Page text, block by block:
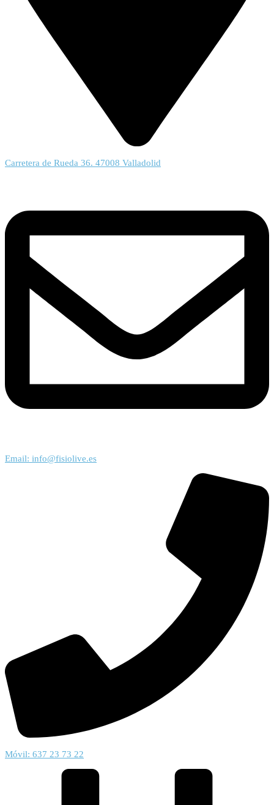
Carretera de Rueda 36. 47008 Valladolid
Email: info@fisiolive.es
Móvil: 637 23 73 22